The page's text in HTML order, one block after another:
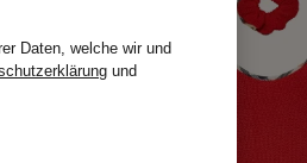
Daten, welche wir und
und